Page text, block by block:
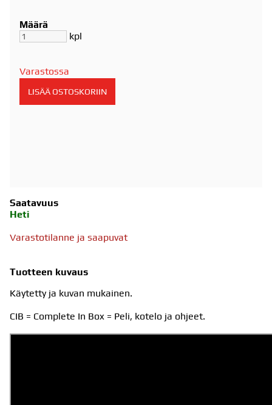
Määrä
kpl
Varastossa
Saatavuus
Heti
Varastotilanne ja saapuvat
Tuotteen kuvaus
Käytetty ja kuvan mukainen.
CIB = Complete In Box = Peli, kotelo ja ohjeet.